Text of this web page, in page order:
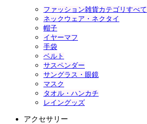
ファッション雑貨カテゴリすべて
ネックウェア・ネクタイ
帽子
イヤーマフ
手袋
ベルト
サスペンダー
サングラス・眼鏡
マスク
タオル・ハンカチ
レイングッズ
アクセサリー